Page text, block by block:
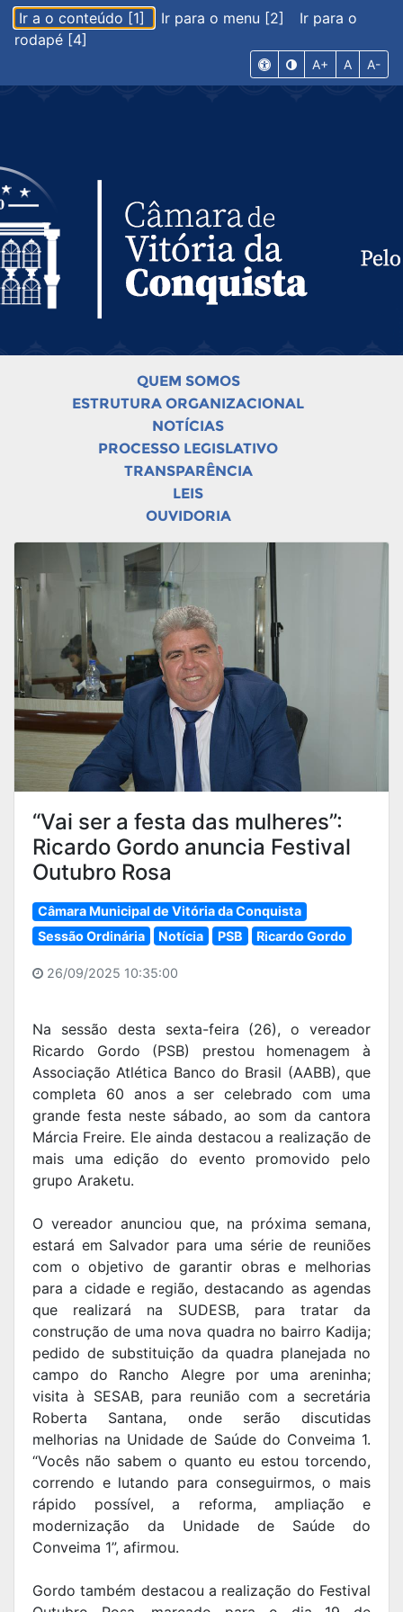
Ir a o conteúdo [1] Ir para o menu [2]
Ir para o
rodapé [4]
A+ A A-
QUEM SOMOS
ESTRUTURA ORGANIZACIONAL
NOTÍCIAS
PROCESSO LEGISLATIVO
TRANSPARÊNCIA
LEIS
OUVIDORIA
“Vai ser a festa das mulheres”:
Ricardo Gordo anuncia Festival
Outubro Rosa
Câmara Municipal de Vitória da Conquista
Sessão Ordinária
Notícia PSB Ricardo Gordo
26/09/2025 10:35:00
Na sessão desta sexta-feira (26), o vereador
Ricardo Gordo (PSB) prestou homenagem à
Associação Atlética Banco do Brasil (AABB), que
completa 60 anos a ser celebrado com uma
grande festa neste sábado, ao som da cantora
Márcia Freire. Ele ainda destacou a realização de
mais uma edição do evento promovido pelo
grupo Araketu.
O vereador anunciou que, na próxima semana,
estará em Salvador para uma série de reuniões
com o objetivo de garantir obras e melhorias
para a cidade e região, destacando as agendas
que realizará na SUDESB, para tratar da
construção de uma nova quadra no bairro Kadija;
pedido de substituição da quadra planejada no
campo do Rancho Alegre por uma areninha;
visita à SESAB, para reunião com a secretária
Roberta Santana, onde serão discutidas
melhorias na Unidade de Saúde do Conveima 1.
“Vocês não sabem o quanto eu estou torcendo,
correndo e lutando para conseguirmos, o mais
rápido possível, a reforma, ampliação e
modernização da Unidade de Saúde do
Conveima 1”, afirmou.
Gordo também destacou a realização do Festival